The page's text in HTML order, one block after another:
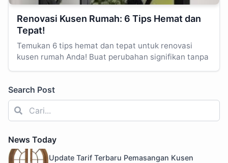
Renovasi Kusen Rumah: 6 Tips Hemat dan
Tepat!
Temukan 6 tips hemat dan tepat untuk renovasi
kusen rumah Anda! Buat perubahan signifikan tanpa
Search Post
News Today
Update Tarif Terbaru Pemasangan Kusen